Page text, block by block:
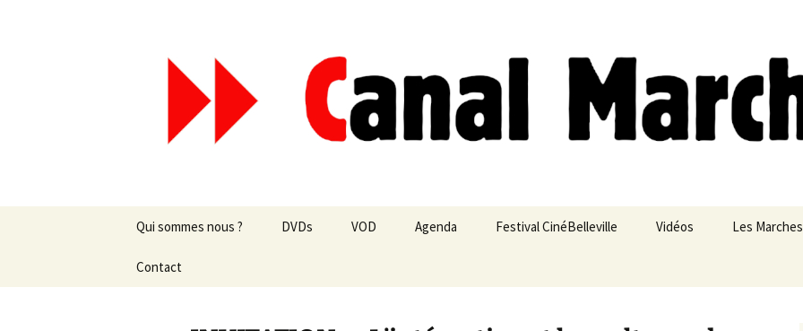
Canal Marches
Qui sommes nous ?
Les revues de presse
DVDs VOD Agenda Festival CinéBelleville Vidéos Les Marches
Contact